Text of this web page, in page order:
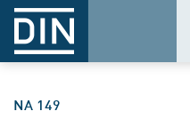
NA 149